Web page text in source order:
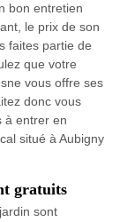
bon entretien
le prix de son
faites partie de
que votre
vous offre ses
donc vous
à entrer en
situé à Aubigny
gratuits
sont